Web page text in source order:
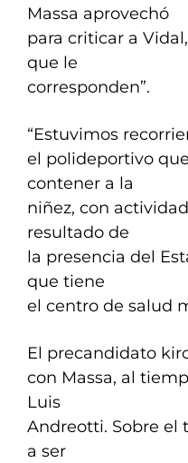
Massa aprovechó
para criticar a
que le
corresponden”.
“Estuvimos
el polideportivo
contener a la
niñez, con
resultado de
la presencia del
que tiene
el centro de salud
El precandidato
con Massa, al
Luis
Andreotti. Sobre el
a ser